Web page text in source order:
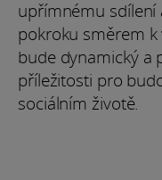
upřímnému sdílení
pokroku směrem
bude dynamický a
příležitosti pro
sociálním životě.